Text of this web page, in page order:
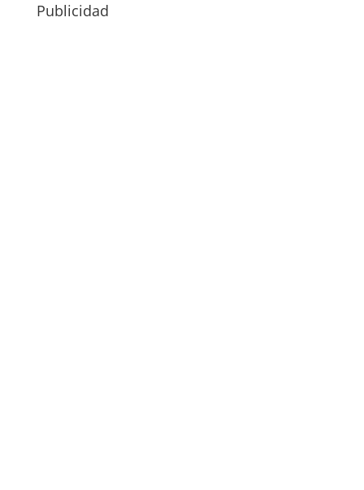
Publicidad